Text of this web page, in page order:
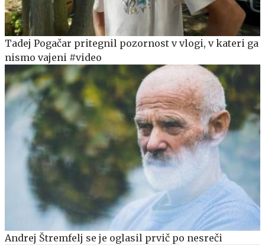
Tadej Pogačar pritegnil pozornost v vlogi, v kateri ga
nismo vajeni #video
Andrej Štremfelj se je oglasil prvič po nesreči